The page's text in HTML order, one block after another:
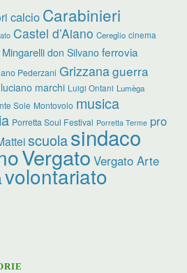
calcio Carabinieri
Castel d’Aiano Cereglio cinema
don Silvano ferrovia
Pederzani Grizzanaguerra
luciano marchi Luigi Ontani Lumèga
Sole Montovolo musica
Porretta Soul Festival Porretta Terme pro
scuolasindaco
Vergato Vergato Arte
volontariato